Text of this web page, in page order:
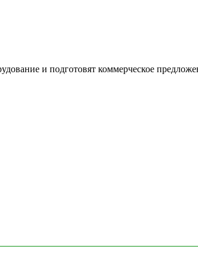
и подготовят коммерческое